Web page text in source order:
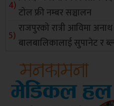
टोल फ्री नम्बर सञ्चालन
राजपुरको रात्री आविमा
बालबालिकालाई सुपानेट र